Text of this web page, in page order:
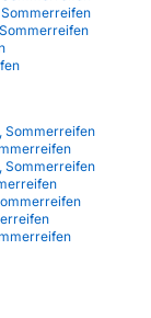
Sommerreifen
Sommerreifen
Sommerreifen